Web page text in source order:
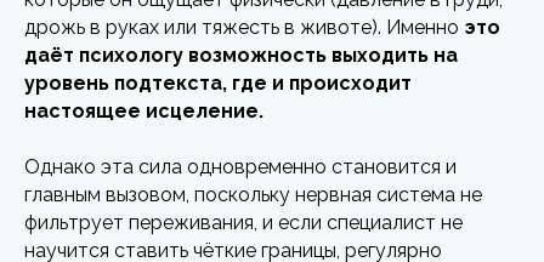
дрожь в руках или тяжесть в животе). Именно это
даёт психологу возможность выходить на
уровень подтекста, где и происходит
настоящее исцеление.
Однако эта сила одновременно становится и
главным вызовом, поскольку нервная система не
фильтрует переживания, и если специалист не
научится ставить чёткие границы, регулярно